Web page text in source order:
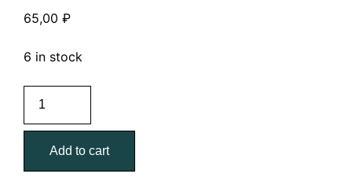
65,00₽
6 in stock
для
степлера
мм
Add to cart